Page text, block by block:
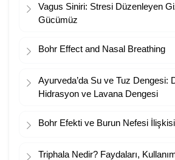
Vagus Siniri: Stresi Düzenleyen
Gücümüz
Bohr Effect and Nasal Breathing
Ayurveda’da Su ve Tuz Dengesi:
Hidrasyon ve Lavana Dengesi
Bohr Efekti ve Burun Nefesi İlişkisi
Triphala Nedir? Faydaları,